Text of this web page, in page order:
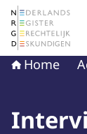
Naar de
Home